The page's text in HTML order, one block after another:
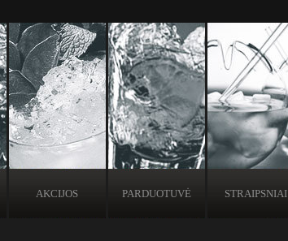
AKCIJOS PARDUOTUVĖ STRAIPSNIAI